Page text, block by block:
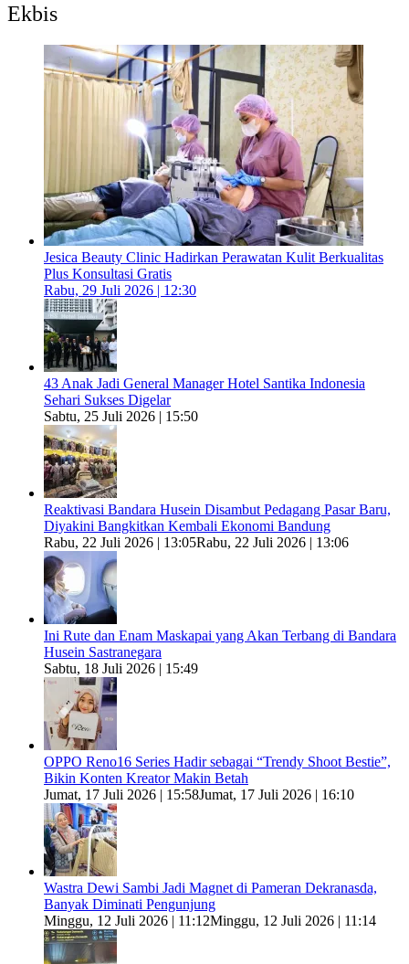
Ekbis
Jesica Beauty Clinic Hadirkan Perawatan Kulit Berkualitas
Plus Konsultasi Gratis
Rabu, 29 Juli 2026 | 12:30
43 Anak Jadi General Manager Hotel Santika Indonesia
Sehari Sukses Digelar
Sabtu, 25 Juli 2026 | 15:50
Reaktivasi Bandara Husein Disambut Pedagang Pasar Baru,
Diyakini Bangkitkan Kembali Ekonomi Bandung
Rabu, 22 Juli 2026 | 13:05Rabu, 22 Juli 2026 | 13:06
Ini Rute dan Enam Maskapai yang Akan Terbang di Bandara
Husein Sastranegara
Sabtu, 18 Juli 2026 | 15:49
OPPO Reno16 Series Hadir sebagai “Trendy Shoot Bestie”,
Bikin Konten Kreator Makin Betah
Jumat, 17 Juli 2026 | 15:58Jumat, 17 Juli 2026 | 16:10
Wastra Dewi Sambi Jadi Magnet di Pameran Dekranasda,
Banyak Diminati Pengunjung
Minggu, 12 Juli 2026 | 11:12Minggu, 12 Juli 2026 | 11:14